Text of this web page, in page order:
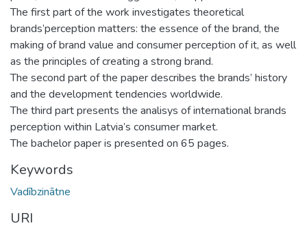
The first part of the work investigates theoretical
brands’perception matters: the essence of the brand, the
making of brand value and consumer perception of it, as well
as the principles of creating a strong brand.
The second part of the paper describes the brands’ history
and the development tendencies worldwide.
The third part presents the analisys of international brands
perception within Latvia’s consumer market.
The bachelor paper is presented on 65 pages.
Keywords
Vadībzinātne
URI